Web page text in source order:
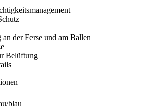
an der Ferse und am Ballen
Belüftung
blau